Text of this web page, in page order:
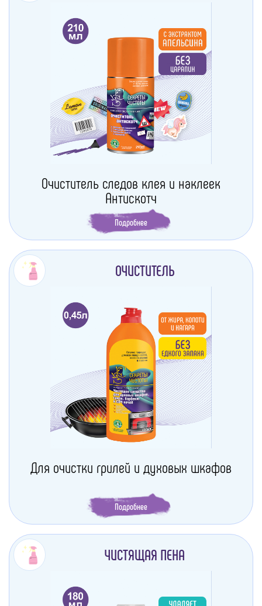
Очиститель следов клея и наклеек
Антискотч
Подробнее
ОЧИСТИТЕЛЬ
Для очистки грилей и духовых шкафов
Подробнее
ЧИСТЯЩАЯ ПЕНА